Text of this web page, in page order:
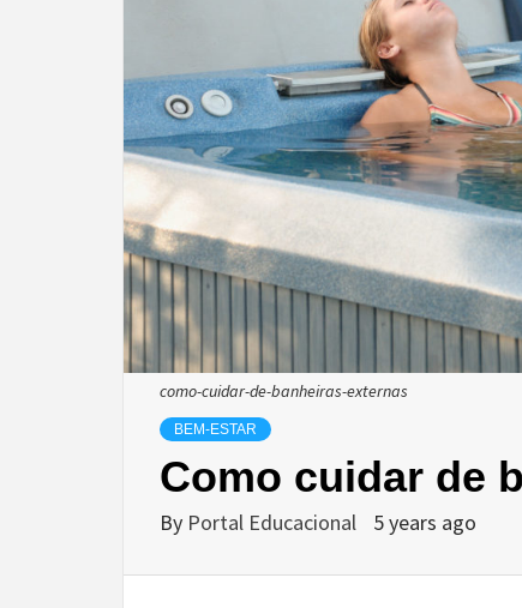
como-cuidar-de-banheiras-externas
BEM-ESTAR
Como cuidar de
By Portal Educacional 5 years ago